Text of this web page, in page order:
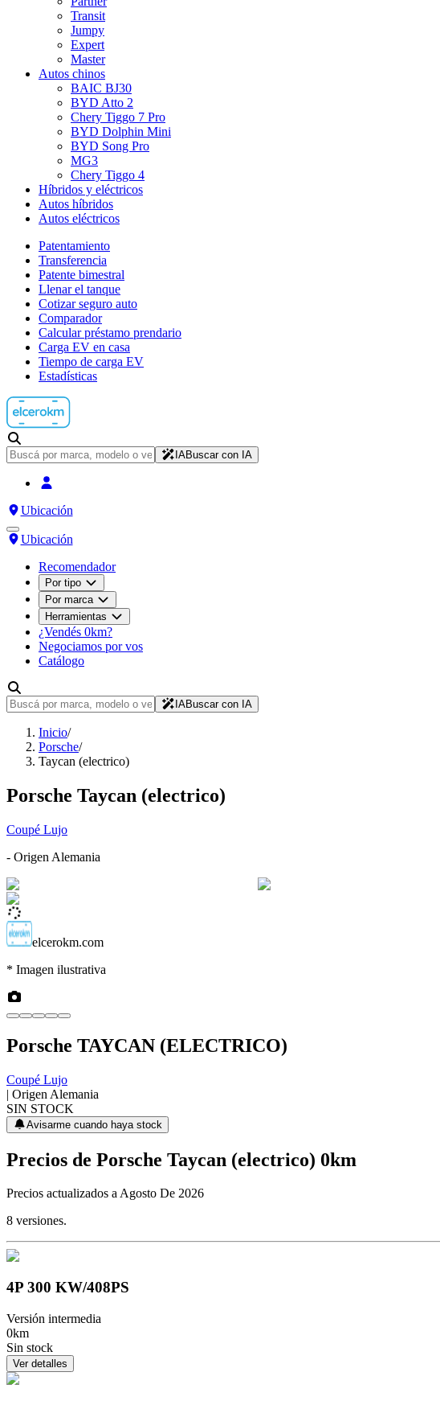
Transit
Jumpy
Expert
Master
Autos chinos
BAIC BJ30
BYD Atto 2
Chery Tiggo 7 Pro
BYD Dolphin Mini
BYD Song Pro
MG3
Chery Tiggo 4
Híbridos y eléctricos
Autos híbridos
Autos eléctricos
Patentamiento
Transferencia
Patente bimestral
Llenar el tanque
Cotizar seguro auto
Comparador
Calcular préstamo prendario
Carga EV en casa
Tiempo de carga EV
Estadísticas
IABuscar con IA
Ubicación
Ubicación
Recomendador
Por tipo
Por marca
Herramientas
¿Vendés 0km?
Negociamos por vos
Catálogo
IABuscar con IA
Inicio/
Porsche/
Taycan (electrico)
Porsche Taycan (electrico)
Coupé Lujo
- Origen Alemania
elcerokm.com
* Imagen ilustrativa
Porsche TAYCAN (ELECTRICO)
Coupé Lujo
| Origen Alemania
SIN STOCK
Avisarme cuando haya stock
Precios de Porsche Taycan (electrico) 0km
Precios actualizados aAgosto De 2026
8 versiones.
4P 300 KW/408PS
Versión intermedia
0km
Sin stock
Ver detalles